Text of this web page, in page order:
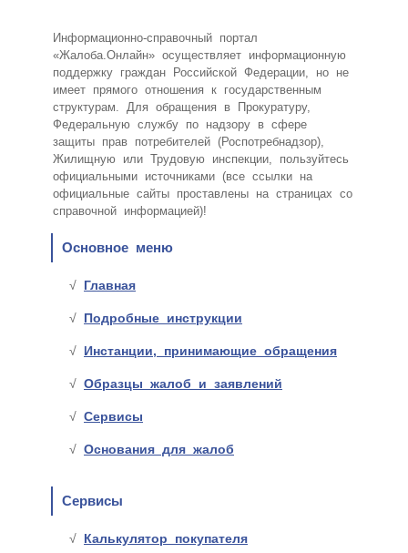
Информационно-справочный портал
«Жалоба.Онлайн» осуществляет информационную
поддержку граждан Российской Федерации, но не
имеет прямого отношения к государственным
структурам. Для обращения в Прокуратуру,
Федеральную службу по надзору в сфере
защиты прав потребителей (Роспотребнадзор),
Жилищную или Трудовую инспекции, пользуйтесь
официальными источниками (все ссылки на
официальные сайты проставлены на страницах со
справочной информацией)!
Основное меню
Главная
Подробные инструкции
Инстанции, принимающие обращения
Образцы жалоб и заявлений
Сервисы
Основания для жалоб
Сервисы
Калькулятор покупателя